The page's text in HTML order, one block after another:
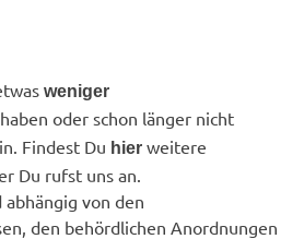
weniger
haben oder schon länger nicht
Findest Du hier weitere
Du rufst uns an.
abhängig von den
den behördlichen Anordnungen